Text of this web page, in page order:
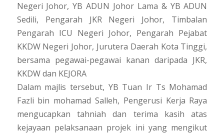
Negeri Johor, YB ADUN Johor Lama & YB ADUN
Sedili, Pengarah JKR Negeri Johor, Timbalan
Pengarah ICU Negeri Johor, Pengarah Pejabat
KKDW Negeri Johor, Jurutera Daerah Kota Tinggi,
bersama pegawai-pegawai kanan daripada JKR,
KKDW dan KEJORA
Dalam majlis tersebut, YB Tuan Ir Ts Mohamad
Fazli bin mohamad Salleh, Pengerusi Kerja Raya
mengucapkan tahniah dan terima kasih atas
kejayaan pelaksanaan projek ini yang mengikut